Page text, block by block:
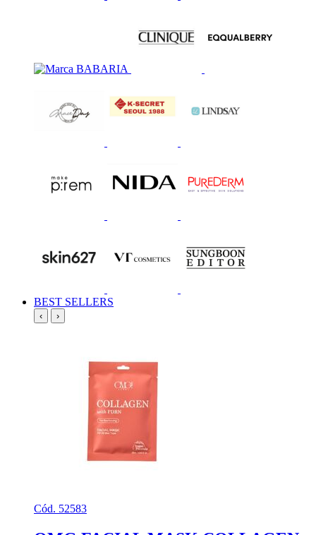
BEST SELLERS
‹ ›
Cód. 52583